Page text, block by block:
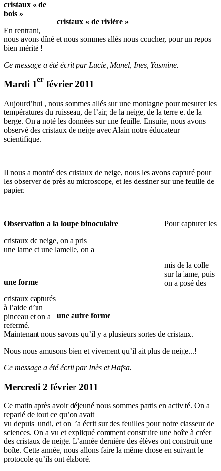
cristaux « de rivière »
cristaux « de
bois »
En rentrant,
nous avons dîné et nous sommes allés nous coucher, pour un repos
bien mérité !
Ce message a été écrit par Lucie, Manel, Ines, Yasmine.
Mardi 1er février 2011
Aujourd’hui , nous sommes allés sur une montagne pour mesurer les
températures du ruisseau, de l’air, de la neige, de la terre et de la
berge. On a noté les données sur une feuille. Ensuite, nous avons
observé des cristaux de neige avec Alain notre éducateur
scientifique.
Il nous a montré des cristaux de neige, nous les avons capturé pour
les observer de près au microscope, et les dessiner sur une feuille de
papier.
Observation a la loupe binoculaire
une forme
une autre forme
Pour capturer les
cristaux de neige, on a pris
une lame et une lamelle, on a
mis de la colle
sur la lame, puis
on a posé des
cristaux capturés
à l’aide d’un
pinceau et on a
refermé.
Maintenant nous savons qu’il y a plusieurs sortes de cristaux.
Nous nous amusons bien et vivement qu’il ait plus de neige...!
Ce message a été écrit par Inès et Hafsa.
Mercredi 2 février 2011
Ce matin après avoir déjeuné nous sommes partis en activité. On a
reparlé de tout ce qu’on avait
vu depuis lundi, et on l’a écrit sur des feuilles pour notre classeur de
sciences. On a vu et expliqué comment construire une boîte à créer
des cristaux de neige. L’année dernière des élèves ont construit une
boîte. Cette année, nous allons faire la même chose en suivant le
protocole qu’ils ont élaboré.